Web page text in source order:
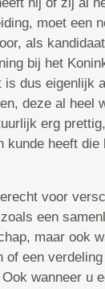
moet een
als
bij het
is dus eigenlijk
deze al heel
erg
kunde heeft
voor
een
maar ook
of een
wanneer u